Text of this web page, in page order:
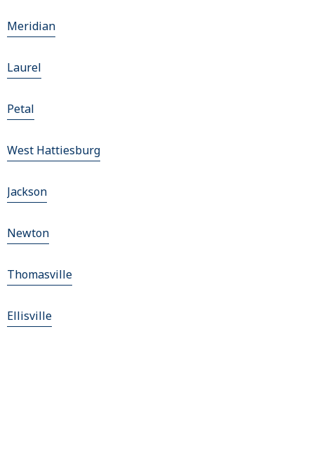
Meridian
Laurel
Petal
West Hattiesburg
Jackson
Newton
Thomasville
Ellisville